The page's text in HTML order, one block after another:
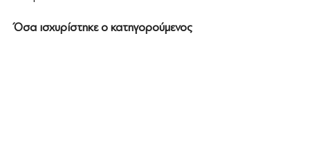
Όσα ισχυρίστηκε ο κατηγορούμενος